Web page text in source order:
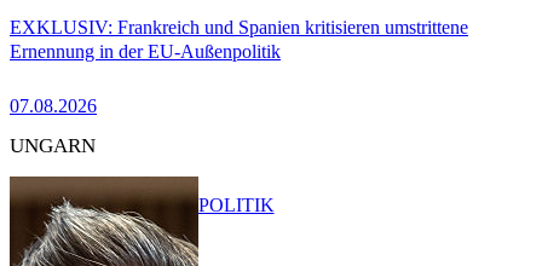
EXKLUSIV: Frankreich und Spanien kritisieren umstrittene
Ernennung in der EU-Außenpolitik
07.08.2026
UNGARN
POLITIK